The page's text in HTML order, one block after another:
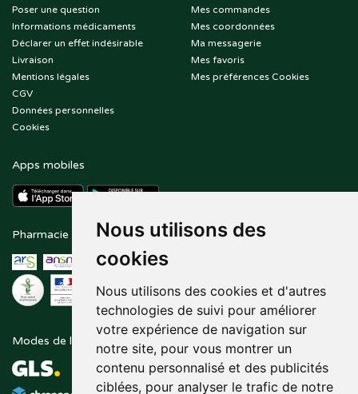
Nous utilisons des
cookies
Nous utilisons des cookies et d'autres
technologies de suivi pour améliorer
votre expérience de navigation sur
notre site, pour vous montrer un
contenu personnalisé et des publicités
ciblées, pour analyser le trafic de notre
Poser une question
Informations médicaments
Déclarer un effet indésirable
Livraison
Mentions légales
CGV
Données personnelles
Cookies
Mes commandes
Mes coordonnées
Ma messagerie
Mes favoris
Mes préférences Cookies
Apps mobiles
Pharmacie en ligne agréée Paiement sécurisé
Modes de livraison Suivez-nous sur